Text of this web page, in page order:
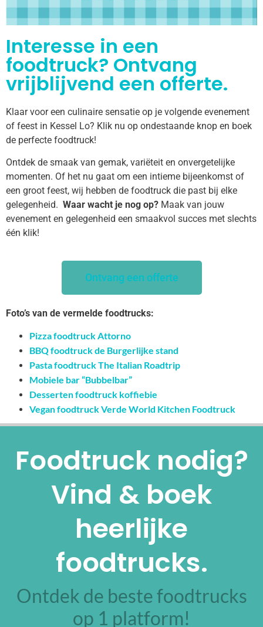
Interesse in een
foodtruck? Ontvang
vrijblijvend een offerte.
Klaar voor een culinaire sensatie op je volgende evenement
of feest in Kessel Lo? Klik nu op ondestaande knop en boek
de perfecte foodtruck!
Ontdek de smaak van gemak, variëteit en onvergetelijke
momenten. Of het nu gaat om een intieme bijeenkomst of
een groot feest, wij hebben de foodtruck die past bij elke
gelegenheid. Waar wacht je nog op? Maak van jouw
evenement en gelegenheid een smaakvol succes met slechts
één klik!
Ontvang een offerte
Foto’s van de vermelde foodtrucks:
Pizza foodtruck Attorno
BBQ foodtruck de Burgerlijke stand
Pasta foodtruck The Italian Roadtrip
Mobiele bar “Bubbelbar”
Desserten foodtruck koffiebie
Vegan foodtruck Verde World Kitchen Foodtruck
Foodtruck nodig?
Vind & boek
heerlijke
foodtrucks.
Ontdek de beste foodtrucks
op 1 platform!